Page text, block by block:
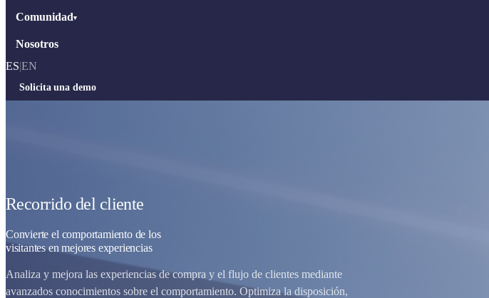
Comunidad▾
Nosotros
ES|EN
Solicita una demo
Recorrido del cliente
Convierte el comportamiento de los
visitantes en mejores experiencias
Analiza y mejora las experiencias de compra y el flujo de clientes mediante
avanzados conocimientos sobre el comportamiento. Optimiza la disposición,